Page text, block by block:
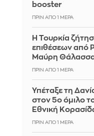
booster
ΠΡΙΝ ΑΠΌ 1 ΜΈΡΑ
Η Τουρκία
επιθέσεων από
Μαύρη
ΠΡΙΝ ΑΠΌ 1 ΜΈΡΑ
Υπέταξε τη
στον 5ο όμιλο
Εθνική
ΠΡΙΝ ΑΠΌ 1 ΜΈΡΑ